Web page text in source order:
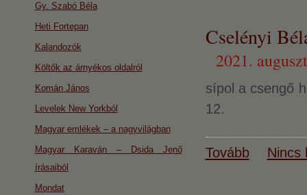
Cselényi
2021.
sípol a csengő
12.
Tovább Nincs
Gy. Szabó Béla
Heti Fortepan
Kalandozók
Költők az árnyékos oldalról
Komán János
Levelek New Yorkból
Magyar emlékek – a nagyvilágban
Magyar Karaván – Dsida Jenő
írásaiból
Mondat